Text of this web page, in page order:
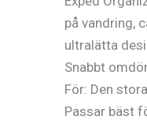
på vandring,
ultralätta
Snabbt
För: Den
Passar bäst